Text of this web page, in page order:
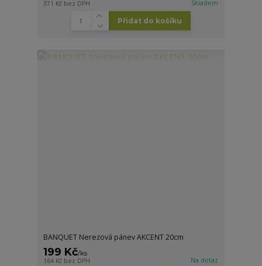
371 Kč bez DPH Skladem
Přidat do košíku
BANQUET Nerezová pánev AKCENT 20cm
199 Kč/ks
164 Kč bez DPH Na dotaz